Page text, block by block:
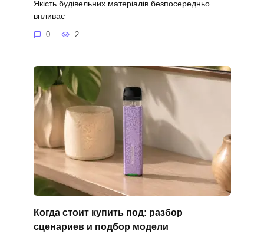
Якість будівельних матеріалів безпосередньо
впливає
0 2
Когда стоит купить под: разбор
сценариев и подбор модели